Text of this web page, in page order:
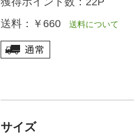
送料： ￥660送料について
サイズ